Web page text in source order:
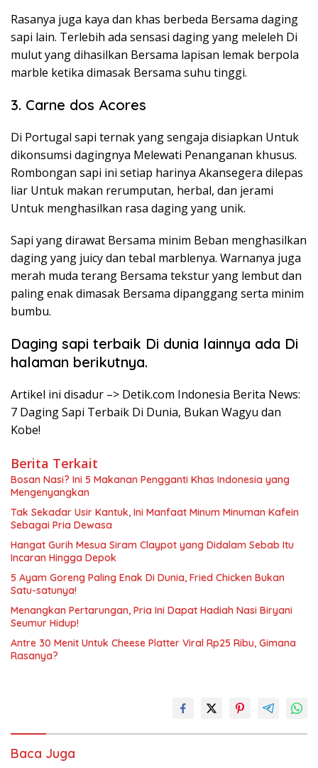
Rasanya juga kaya dan khas berbeda Bersama daging
sapi lain. Terlebih ada sensasi daging yang meleleh Di
mulut yang dihasilkan Bersama lapisan lemak berpola
marble ketika dimasak Bersama suhu tinggi.
3. Carne dos Acores
Di Portugal sapi ternak yang sengaja disiapkan Untuk
dikonsumsi dagingnya Melewati Penanganan khusus.
Rombongan sapi ini setiap harinya Akansegera dilepas
liar Untuk makan rerumputan, herbal, dan jerami
Untuk menghasilkan rasa daging yang unik.
Sapi yang dirawat Bersama minim Beban menghasilkan
daging yang juicy dan tebal marblenya. Warnanya juga
merah muda terang Bersama tekstur yang lembut dan
paling enak dimasak Bersama dipanggang serta minim
bumbu.
Daging sapi terbaik Di dunia lainnya ada Di
halaman berikutnya.
Artikel ini disadur –> Detik.com Indonesia Berita News:
7 Daging Sapi Terbaik Di Dunia, Bukan Wagyu dan
Kobe!
Berita Terkait
Bosan Nasi? Ini 5 Makanan Pengganti Khas Indonesia yang
Mengenyangkan
Tak Sekadar Usir Kantuk, Ini Manfaat Minum Minuman Kafein
Sebagai Pria Dewasa
Hangat Gurih Mesua Siram Claypot yang Didalam Sebab Itu
Incaran Hingga Depok
5 Ayam Goreng Paling Enak Di Dunia, Fried Chicken Bukan
Satu-satunya!
Menangkan Pertarungan, Pria Ini Dapat Hadiah Nasi Biryani
Seumur Hidup!
Antre 30 Menit Untuk Cheese Platter Viral Rp25 Ribu, Gimana
Rasanya?
Baca Juga